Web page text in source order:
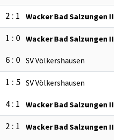
2 : 1 Wacker Bad Salzungen II
1 : 0 Wacker Bad Salzungen II
6 : 0 SV Völkershausen
1 : 5 SV Völkershausen
4 : 1 Wacker Bad Salzungen II
2 : 1 Wacker Bad Salzungen II